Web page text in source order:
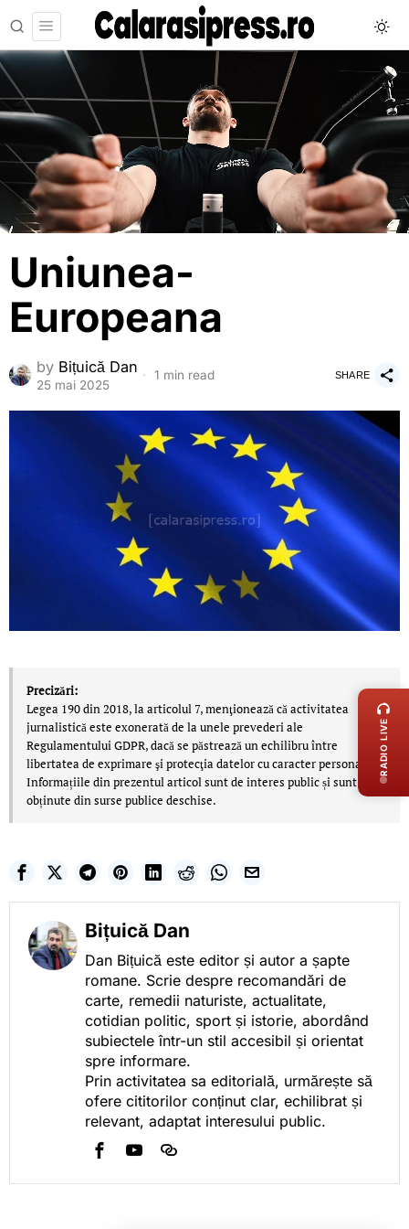
Uniunea-
Europeana
by Bițuică Dan
25 mai 2025
1 min read SHARE
Precizări:
Legea 190 din 2018, la articolul 7, menţionează că activitatea
jurnalistică este exonerată de la unele prevederi ale
Regulamentului GDPR, dacă se păstrează un echilibru între
libertatea de exprimare şi protecţia datelor cu caracter personal.
Informațiile din prezentul articol sunt de interes public și sunt
obținute din surse publice deschise.
Bițuică Dan
Dan Bițuică este editor și autor a șapte
romane. Scrie despre recomandări de
carte, remedii naturiste, actualitate,
cotidian politic, sport și istorie, abordând
subiectele într-un stil accesibil și orientat
spre informare.
Prin activitatea sa editorială, urmărește să
ofere cititorilor conținut clar, echilibrat și
relevant, adaptat interesului public.
RADIO LIVE